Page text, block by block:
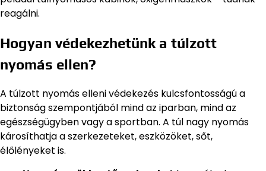
reagálni.
Hogyan védekezhetünk a túlzott
nyomás ellen?
A túlzott nyomás elleni védekezés kulcsfontosságú a
biztonság szempontjából mind az iparban, mind az
egészségügyben vagy a sportban. A túl nagy nyomás
károsíthatja a szerkezeteket, eszközöket, sőt,
élőlényeket is.